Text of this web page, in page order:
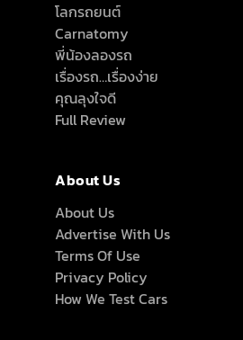
โลกรถยนต์
Carnatomy
พี่น้องลองรถ
เรื่องรถ…เรื่องง่าย
คุณลุงใจดี
Full Review
About Us
About Us
Advertise With Us
Terms Of Use
Privacy Policy
How We Test Cars